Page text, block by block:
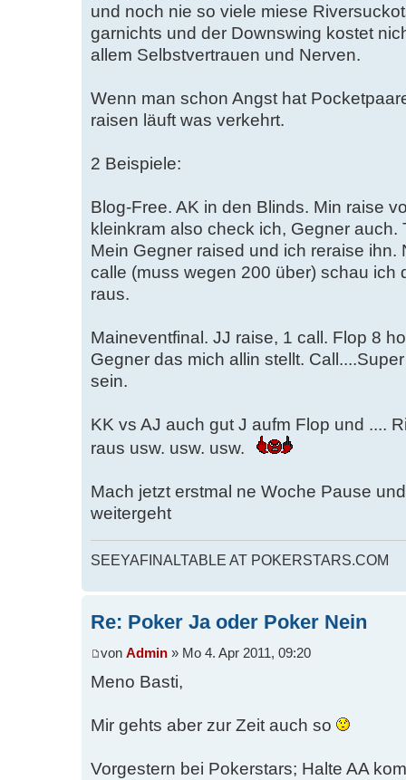
und noch nie so viele miese
garnichts und der Downswing kostet
allem Selbstvertrauen und Nerven.
Wenn man schon Angst hat
raisen läuft was verkehrt.
2 Beispiele:
Blog-Free. AK in den Blinds. Min raise
kleinkram also check ich, Gegner auch.
Mein Gegner raised und ich reraise
calle (muss wegen 200 über) schau ich
raus.
Maineventfinal. JJ raise, 1 call. Flop 8
Gegner das mich allin stellt.
sein.
KK vs AJ auch gut J aufm Flop und ....
raus usw. usw. usw.
Mach jetzt erstmal ne Woche Pause
weitergeht
SEEYAFINALTABLE AT POKERSTARS.COM
Re: Poker Ja oder Poker Nein
von Admin » Mo 4. Apr 2011, 09:20
Meno Basti,
Mir gehts aber zur Zeit auch so
Vorgestern bei Pokerstars; Halte AA